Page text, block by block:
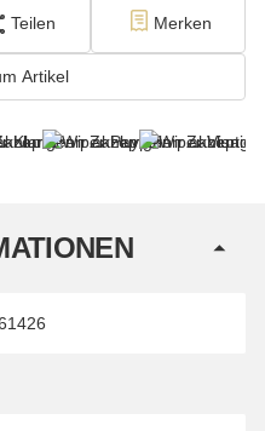
Teilen Merken
Artikel